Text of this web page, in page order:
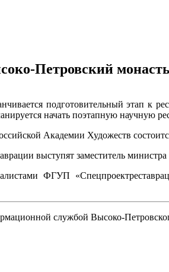
Петровский
подготовительный этап к
начать поэтапную научную
Академии Художеств
выступят заместитель
ФГУП
службой Высоко-